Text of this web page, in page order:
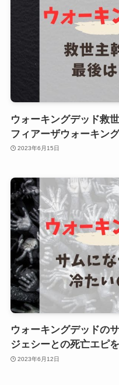
ウォーキングデッド救
フィアーザウォーキン
2023年6月15日
ウォーキングデッドの
ジェシーとの死亡エピ
2023年6月12日